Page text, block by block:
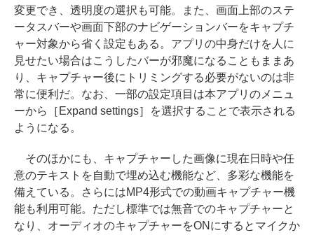
変更でき、透明度の選択も可能。また、画面上部のステ
ータスバーや画面下部のナビゲーションバーをキャプチ
ャー対象から省く設定もある。アプリの中身だけを人に
見せたい場合はこうしたバーが邪魔になることもままあ
り、キャプチャー後にトリミングする必要がないのは非
常に便利だ。なお、一部の設定項目は本アプリのメニュ
ーから［Expand settings］を選択することで表示される
ようになる。
そのほかにも、キャプチャーした画像に現在日時や任
意のテキストを自動で埋め込む機能など、多彩な機能を
備えている。さらにはMP4形式での動画キャプチャー機
能も利用可能。ただし標準では無音でのキャプチャーと
なり、オーディオのキャプチャーをONにするとマイクか